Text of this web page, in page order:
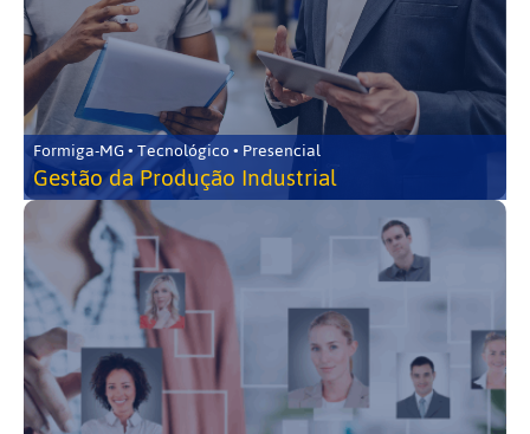
Formiga-MG • Tecnológico • Presencial
Gestão da Produção Industrial